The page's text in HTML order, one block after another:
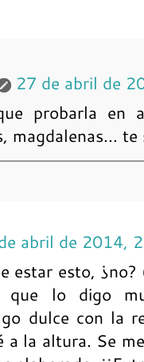
27 de abril de
probarla en
magdalenas...
abril de 2014,
estar esto,
que lo digo
dulce con la
a la altura. Se